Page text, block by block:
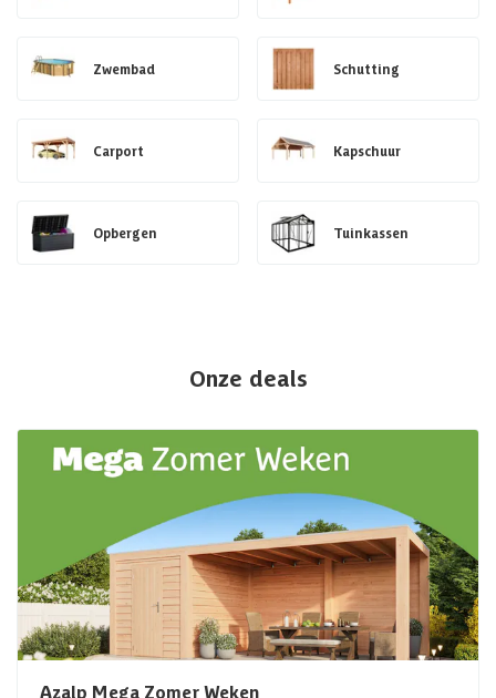
Zwembad Schutting
Carport Kapschuur
Opbergen Tuinkassen
Onze deals
Azalp Mega Zomer Weken